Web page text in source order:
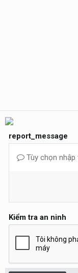
report_message
Tùy chọn
Kiểm tra an ninh